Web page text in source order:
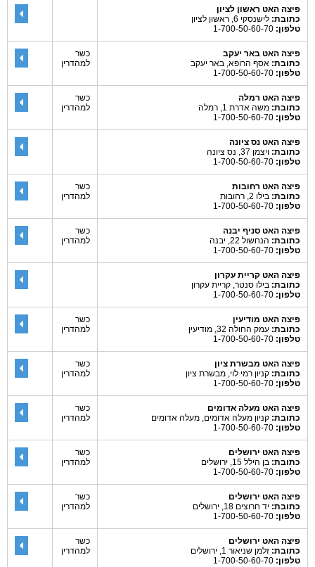
פיצה האט ראשון לציון
כתובת: לישנסקי 6, ראשון לציון
טלפון:
פיצה האט באר יעקב
כתובת: אסף הרופא, באר יעקב
טלפון:
כשר
למהדרין
פיצה האט רמלה
כתובת: משה אדרת 1, רמלה
טלפון:
כשר
למהדרין
פיצה האט נס ציונה
כתובת: ויצמן 37, נס ציונה
טלפון:
פיצה האט רחובות
כתובת: בילו 2, רחובות
טלפון:
כשר
למהדרין
פיצה האט סניף יבנה
כתובת: הנחשול 22, יבנה
טלפון:
כשר
למהדרין
פיצה האט קריית עקרון
כתובת: בילו סנטר, קריית עקרון
טלפון:
פיצה האט מודיעין
כתובת: עמק החולה 32, מודיעין
טלפון:
כשר
למהדרין
פיצה האט מבשרת ציון
כתובת: קניון רמי לוי, מבשרת ציון
טלפון:
כשר
למהדרין
פיצה האט מעלה אדומים
כתובת: קניון מעלה אדומים, מעלה אדומים
טלפון:
כשר
למהדרין
פיצה האט ירושלים
כתובת: בן הילל 15, ירושלים
טלפון:
כשר
למהדרין
פיצה האט ירושלים
כתובת: יד חרוצים 18, ירושלים
טלפון:
כשר
למהדרין
פיצה האט ירושלים
כתובת: זלמן שניאור 1, ירושלים
טלפון:
כשר
למהדרין